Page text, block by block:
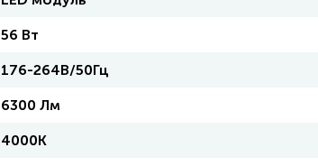
56 Вт
176-264В/50Гц
6300 Лм
4000K